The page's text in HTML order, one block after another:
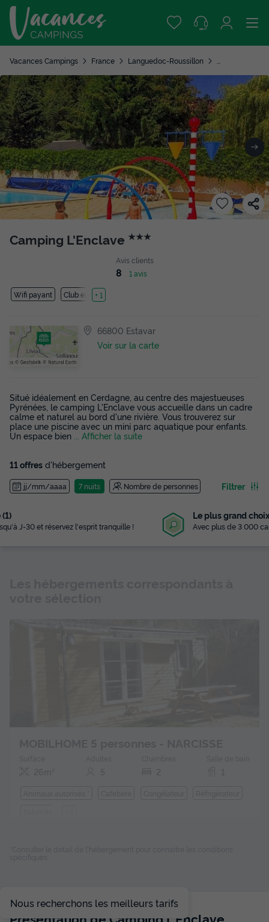
Vacances Campings France Languedoc-Roussillon
Camping L'Enclave ★★★
Avis clients
8 1 avis
Wifi payant Club enfant
+ 1
66800 Estavar
Voir sur la carte
Situé idéalement en Cerdagne, au centre des majestueuses
Pyrénées, le camping L'Enclave vous accueille dans un cadre
calme et naturel au bord d'une rivière. Vous trouverez sur
place une piscine avec un mini parc aquatique pour enfants.
Un espace bien
... Afficher la suite
11 offres d'hébergement
jj/mm/aaaa 7 nuits Nombre de personnes Filtrer
Avec plus de 3 000 campings référencés
Nous recherchons les meilleurs tarifs
Présentation de Camping L'Enclave